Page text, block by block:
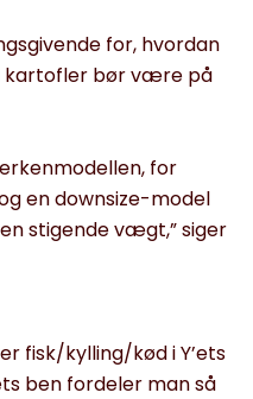
for, hvordan
kartofler bør være på
for
en downsize-model
stigende vægt,” siger
fisk/kylling/kød i Y’ets
ben fordeler man så